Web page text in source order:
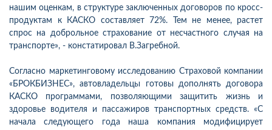
нашим оценкам, в структуре заключенных договоров по кросс-
продуктам к КАСКО составляет 72%. Тем не менее, растет
спрос на доброльное страхование от несчастного случая на
транспорте», - констатировал В.Загребной.
Согласно маркетинговому исследованию Страховой компании
«БРОКБИЗНЕС», автовладельцы готовы дополнять договора
КАСКО программами, позволяющими защитить жизнь и
здоровье водителя и пассажиров транспортных средств. «С
начала следующего года наша компания модифицирует